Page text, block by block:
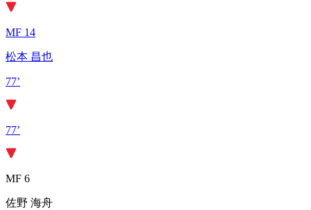
MF 14
松本 昌也
77’
77’
MF 6
佐野 海舟